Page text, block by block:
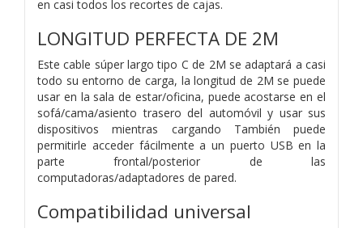
en casi todos los recortes de cajas.
LONGITUD PERFECTA DE 2M
Este cable súper largo tipo C de 2M se adaptará a casi
todo su entorno de carga, la longitud de 2M se puede
usar en la sala de estar/oficina, puede acostarse en el
sofá/cama/asiento trasero del automóvil y usar sus
dispositivos mientras cargando También puede
permitirle acceder fácilmente a un puerto USB en la
parte frontal/posterior de las
computadoras/adaptadores de pared.
Compatibilidad universal